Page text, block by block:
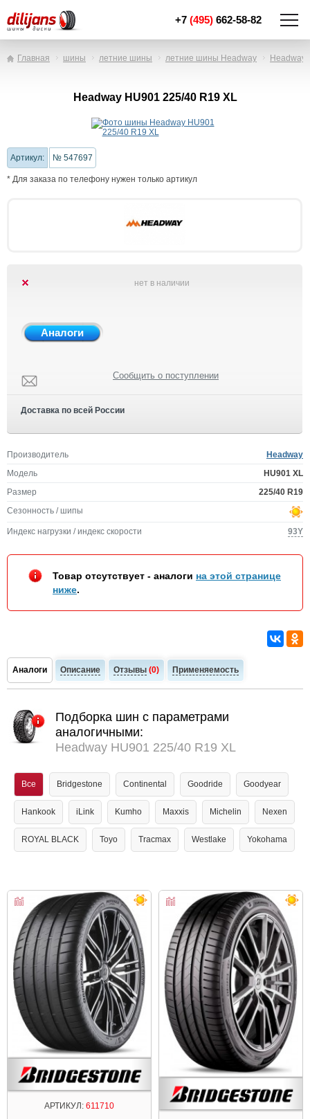
+7 (495) 662-58-82
Главная шины летние шины летние шины Headway Headway
Headway HU901 225/40 R19 XL
Артикул: № 547697
* Для заказа по телефону нужен только артикул
нет в наличии
Аналоги
Сообщить о поступлении
Доставка по всей России
Производитель
Headway
Модель
HU901 XL
Размер
225/40 R19
Сезонность / шипы
Индекс нагрузки / индекс скорости 93Y
Товар отсутствует - аналоги на этой странице
ниже.
Аналоги Описание Отзывы (0) Применяемость
Подборка шин с параметрами
аналогичными:
Headway HU901 225/40 R19 XL
Все Bridgestone Continental Goodride Goodyear
Hankook iLink Kumho Maxxis Michelin Nexen
ROYAL BLACK Toyo Tracmax Westlake Yokohama
АРТИКУЛ: 611710